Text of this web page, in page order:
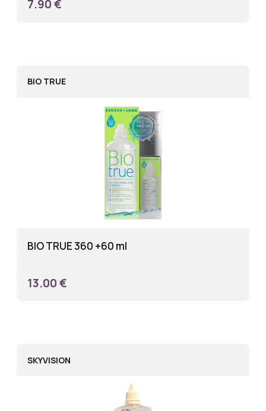
7.90 €
BIO TRUE
BIO TRUE 360 +60 ml
13.00 €
SKYVISION